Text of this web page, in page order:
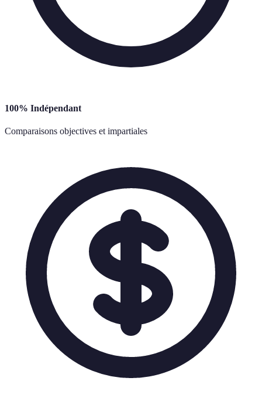
100% Indépendant
Comparaisons objectives et impartiales